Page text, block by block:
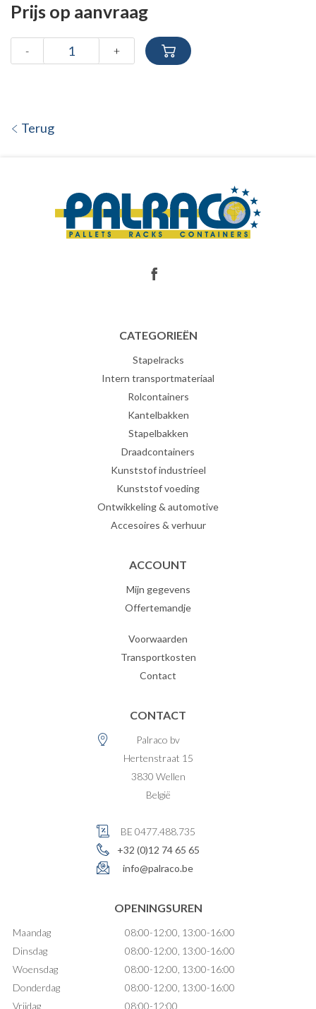
Prijs op aanvraag
- +
Terug
CATEGORIEËN
Stapelracks
Intern transportmateriaal
Rolcontainers
Kantelbakken
Stapelbakken
Draadcontainers
Kunststof industrieel
Kunststof voeding
Ontwikkeling & automotive
Accesoires & verhuur
ACCOUNT
Mijn gegevens
Offertemandje
Voorwaarden
Transportkosten
Contact
CONTACT
Palraco bv
Hertenstraat 15
3830 Wellen
België
BE 0477.488.735
+32 (0)12 74 65 65
info@palraco.be
OPENINGSUREN
Maandag
08:00-12:00, 13:00-16:00
Dinsdag
08:00-12:00, 13:00-16:00
Woensdag
08:00-12:00, 13:00-16:00
Donderdag
08:00-12:00, 13:00-16:00
Vrijdag
08:00-12:00